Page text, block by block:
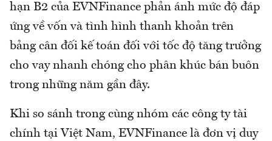
hạn B2 của EVNFinance phản ánh mức độ đáp
ứng về vốn và tình hình thanh khoản trên
bảng cân đối kế toán đối với tốc độ tăng trưởng
cho vay nhanh chóng cho phân khúc bán buôn
trong những năm gần đây.
Khi so sánh trong cùng nhóm các công ty tài
chính tại Việt Nam, EVNFinance là đơn vị duy